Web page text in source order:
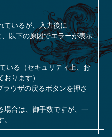
ているが、入力後に
、以下の原因でエラーが表示
いる（セキュリティ上、お
ります）
ウザの戻るボタンを押さ
場合は、御手数ですが、一